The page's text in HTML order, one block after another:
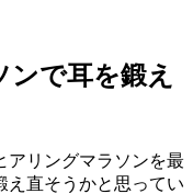
で耳を鍛え
アリングマラソンを最
え直そうかと思ってい